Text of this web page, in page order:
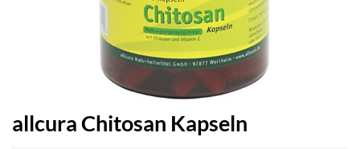
allcura Chitosan Kapseln